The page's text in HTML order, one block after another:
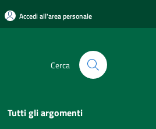
Accedi all'area personale
Cerca
Tutti gli argomenti